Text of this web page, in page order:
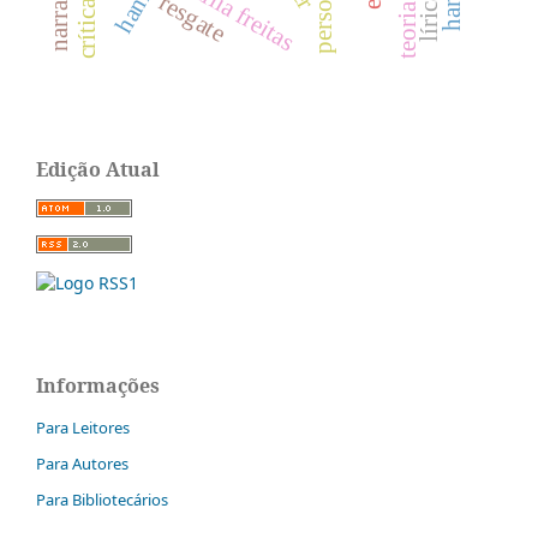
resgate
Edição Atual
Informações
Para Leitores
Para Autores
Para Bibliotecários